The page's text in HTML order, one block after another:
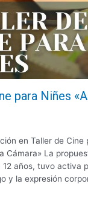
para Niñes
en Taller de Cine
Cámara» La
12 años, tuvo activa
y la expresión